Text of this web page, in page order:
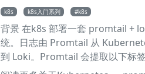
指令开启你的助理之旅：
向导，设置工作空间 2openclaw
Key (Gemini, Qwen 等) ⌨️ 3. 进阶
要像专家一样操控 OpenClaw？
k8s k8s入门系列 k8s
背景 在k8s 部署一套 promtail +
统。日志由 Promtail 从
到 Loki。Promtail 会提取以下标
所在的命名空间 pod_name: Pod